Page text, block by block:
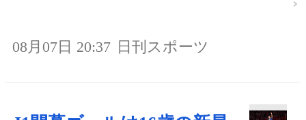
08月07日 20:37 日刊スポーツ